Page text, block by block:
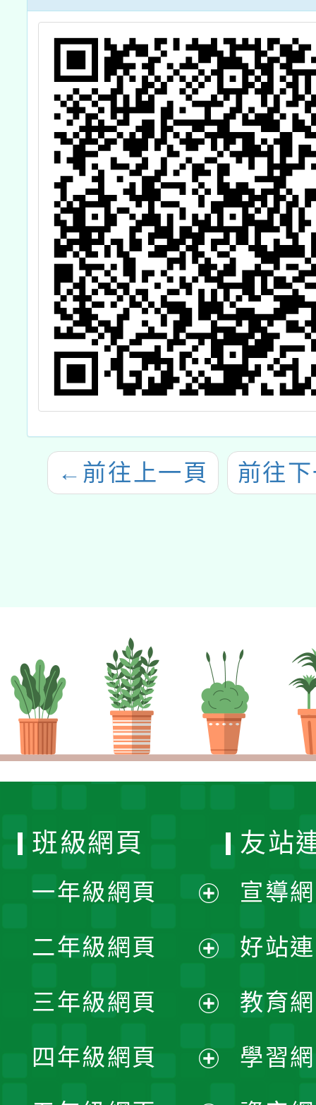
← 前往上一頁 前往
班級網頁
一年級網頁
開
選
單
二年級網頁
開
選
三年級網頁
開
四年級網頁
友站
宣導
好站
教育
學習